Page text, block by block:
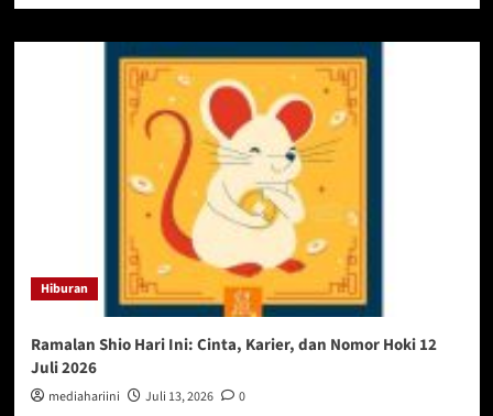
Hiburan
Ramalan Shio Hari Ini: Cinta, Karier, dan Nomor Hoki 12
Juli 2026
mediahariini Juli 13, 2026 0